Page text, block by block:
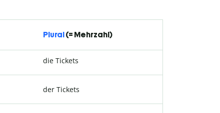
Plural(= Mehrzahl)
die Tickets
der Tickets